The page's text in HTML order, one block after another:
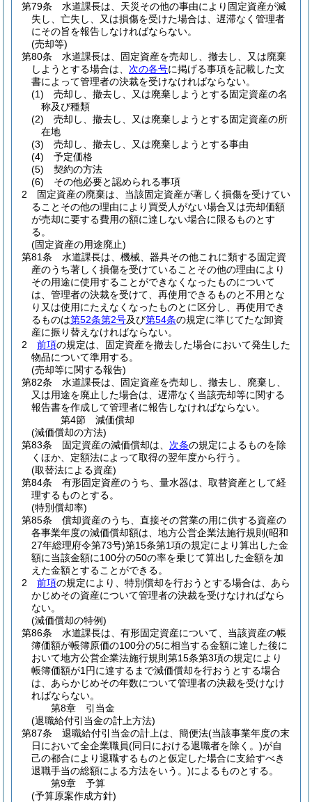
第79条
水道課長は、天災その他の事由により固定資産が滅
失し、亡失し、又は損傷を受けた場合は、遅滞なく管理者
にその旨を報告しなければならない。
(売却等)
第80条
水道課長は、固定資産を売却し、撤去し、又は廃棄
しようとする場合は、 次の各号に掲げる事項を記載した文
書によって管理者の決裁を受けなければならない。
(1)
売却し、撤去し、又は廃棄しようとする固定資産の名
称及び種類
(2)
売却し、撤去し、又は廃棄しようとする固定資産の所
在地
(3)
売却し、撤去し、又は廃棄しようとする事由
(4)
予定価格
(5)
契約の方法
(6)
その他必要と認められる事項
2
固定資産の廃棄は、当該固定資産が著しく損傷を受けてい
ることその他の理由により買受人がない場合又は売却価額
が売却に要する費用の額に達しない場合に限るものとす
る。
(固定資産の用途廃止)
第81条
水道課長は、機械、器具その他これに類する固定資
産のうち著しく損傷を受けていることその他の理由により
その用途に使用することができなくなったものについて
は、管理者の決裁を受けて、再使用できるものと不用とな
り又は使用にたえなくなったものとに区分し、再使用でき
るものは第52条第2号及び第54条の規定に準じてたな卸資
産に振り替えなければならない。
2
前項の規定は、固定資産を撤去した場合において発生した
物品について準用する。
(売却等に関する報告)
第82条
水道課長は、固定資産を売却し、撤去し、廃棄し、
又は用途を廃止した場合は、遅滞なく当該売却等に関する
報告書を作成して管理者に報告しなければならない。
第4節
減価償却
(減価償却の方法)
第83条
固定資産の減価償却は、 次条の規定によるものを除
くほか、定額法によって取得の翌年度から行う。
(取替法による資産)
第84条
有形固定資産のうち、量水器は、取替資産として経
理するものとする。
(特別償却率)
第85条
償却資産のうち、直接その営業の用に供する資産の
各事業年度の減価償却額は、地方公営企業法施行規則 (昭和
27年総理府令第73号)第15条第1項の規定により算出した金
額に当該金額に100分の50の率を乗じて算出した金額を加
えた金額とすることができる。
2
前項の規定により、特別償却を行おうとする場合は、あら
かじめその資産について管理者の決裁を受けなければなら
ない。
(減価償却の特例)
第86条
水道課長は、有形固定資産について、当該資産の帳
簿価額が帳簿原価の100分の5に相当する金額に達した後に
おいて地方公営企業法施行規則第15条第3項の規定により
帳簿価額が1円に達するまで減価償却を行おうとする場合
は、あらかじめその年数について管理者の決裁を受けなけ
ればならない。
第8章
引当金
(退職給付引当金の計上方法)
第87条
退職給付引当金の計上は、簡便法(当該事業年度の末
日において全企業職員(同日における退職者を除く。)が自
己の都合により退職するものと仮定した場合に支給すべき
退職手当の総額による方法をいう。)によるものとする。
第9章
予算
(予算原案作成方針)